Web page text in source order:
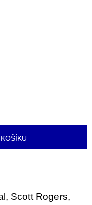
Scott Rogers,